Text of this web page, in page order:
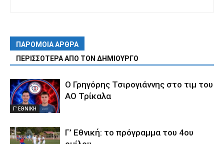
ΠΑΡΟΜΟΙΑ ΑΡΘΡΑ
ΠΕΡΙΣΣΟΤΕΡΑ ΑΠΟ ΤΟΝ ΔΗΜΙΟΥΡΓΟ
Γ' ΕΘΝΙΚΗ
Ο Γρηγόρης Τσιρογιάννης στο τιμ του
ΑΟ Τρίκαλα
Γ’ Εθνική: το πρόγραμμα του 4ου